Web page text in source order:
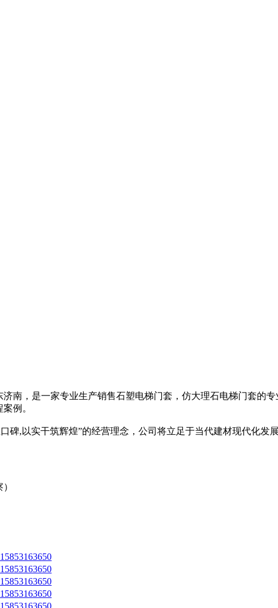
，是一家专业生产销售石塑电梯门套，仿大理石电梯门套的
例。
碑,以实干筑辉煌”的经营理念，公司将立足于当代建材现代化